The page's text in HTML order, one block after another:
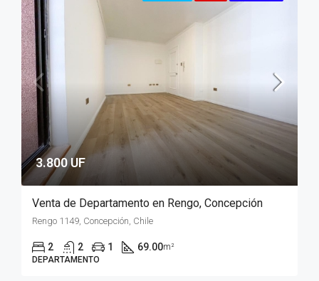
3.800 UF
Venta de Departamento en Rengo, Concepción
Rengo 1149, Concepción, Chile
2 2 1 69.00m²
DEPARTAMENTO